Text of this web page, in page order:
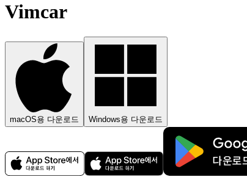
Vimcar
macOS용 다운로드 Windows용 다운로드